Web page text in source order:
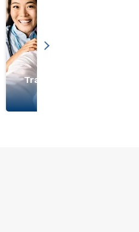
Transferência
Medicina